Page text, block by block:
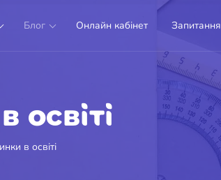
Блог Онлайн кабінет Запитання
освіті
в освіті